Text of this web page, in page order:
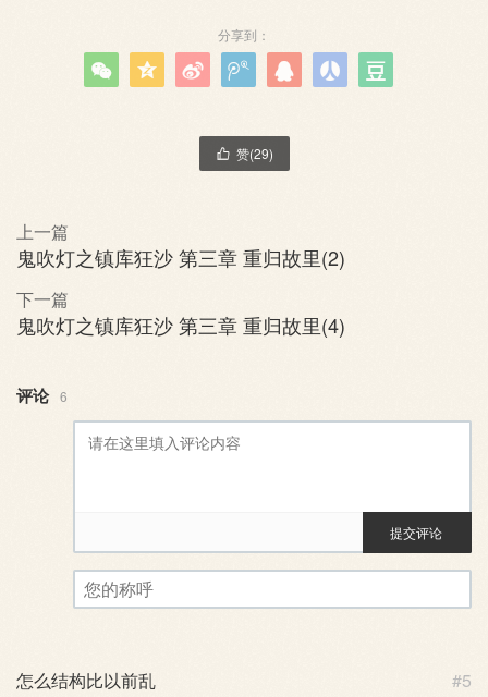
分享到：
      
 赞(29)
上一篇
鬼吹灯之镇库狂沙 第三章 重归故里(2)
下一篇
鬼吹灯之镇库狂沙 第三章 重归故里(4)
评论 6
评论审核已启用。您的评论可
提交评论
#5
怎么结构比以前乱